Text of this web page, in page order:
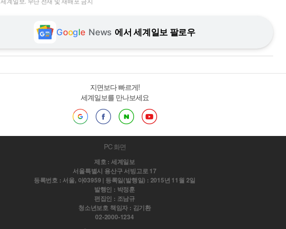
Google News 에서 세계일보 팔로우
지면보다 빠르게!
세계일보를 만나보세요
PC 화면
제호 : 세계일보
서울특별시 용산구 서빙고로 17
등록번호 : 서울, 아03959 | 등록일(발행일) : 2015년 11월 2일
발행인 : 박정훈
편집인 : 조남규
청소년보호 책임자 : 김기환
02-2000-1234